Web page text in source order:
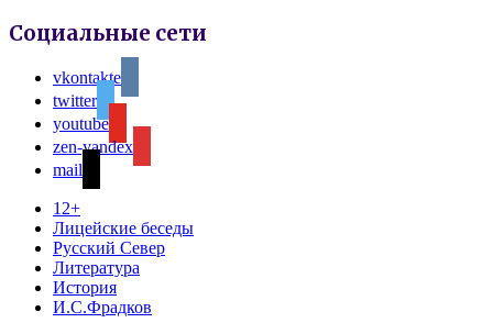
Социальные сети
vkontakte
twitter
youtube
zen-yandex
mail
12+
Лицейские беседы
Русский Север
Литература
История
И.С.Фрадков